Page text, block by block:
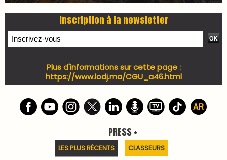
7 days Auto-Moto du 27-07-2026
PODCAST +
LES PLUS RÉCENTS CLASSEURS
Podcast I-Week-N°137 du 26-07-2026
Podcast Eco-Business du 20-07-2026
Podcast IA-MAG-07 du 22-07-2026